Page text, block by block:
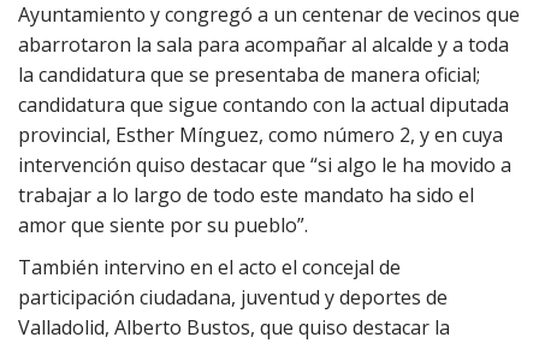
Ayuntamiento y congregó a un centenar de vecinos que
abarrotaron la sala para acompañar al alcalde y a toda
la candidatura que se presentaba de manera oficial;
candidatura que sigue contando con la actual diputada
provincial, Esther Mínguez, como número 2, y en cuya
intervención quiso destacar que “si algo le ha movido a
trabajar a lo largo de todo este mandato ha sido el
amor que siente por su pueblo”.
También intervino en el acto el concejal de
participación ciudadana, juventud y deportes de
Valladolid, Alberto Bustos, que quiso destacar la